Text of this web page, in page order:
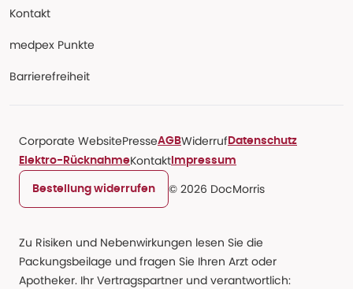
Kontakt
medpex Punkte
Barrierefreiheit
Corporate WebsitePresseAGBWiderruf Datenschutz
Elektro-RücknahmeKontakt Impressum
Bestellung widerrufen © 2026 DocMorris
Zu Risiken und Nebenwirkungen lesen Sie die
Packungsbeilage und fragen Sie Ihren Arzt oder
Apotheker. Ihr Vertragspartner und verantwortlich: